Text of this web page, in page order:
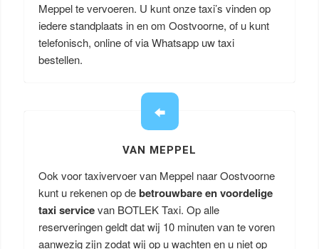
Meppel te vervoeren. U kunt onze taxi’s vinden op
iedere standplaats in en om Oostvoorne, of u kunt
telefonisch, online of via Whatsapp uw taxi
bestellen.
VAN MEPPEL
Ook voor taxivervoer van Meppel naar Oostvoorne
kunt u rekenen op debetrouwbare en voordelige
taxi servicevan BOTLEK Taxi. Op alle
reserveringen geldt dat wij 10 minuten van te voren
aanwezig zijn zodat wij op u wachten en u niet op